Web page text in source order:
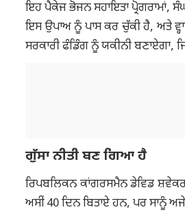
ਇਹ ਪੈਕੇਜ ਭੋਜਨ ਸਹਾਇਤਾ ਪ੍ਰੋਗਰਾਮਾਂ,
ਇਸ ਉਪਾਅ ਨੂੰ ਪਾਸ ਕਰ ਚੁੱਕੀ ਹੈ, ਅਤੇ
ਸਰਕਾਰੀ ਫੰਡਿੰਗ ਨੂੰ ਯਕੀਨੀ ਬਣਾਏਗਾ,
ਗੁੱਸਾ ਨੀਤੀ ਬਣ ਗਿਆ ਹੈ
ਰਿਪਬਲਿਕਨ ਕਾਂਗਰਸਮੈਨ ਡੇਵਿਡ
ਅਸੀਂ 40 ਦਿਨ ਬਿਤਾਏ ਹਨ, ਪਰ ਸਾਨੂੰ ਅਜੇ